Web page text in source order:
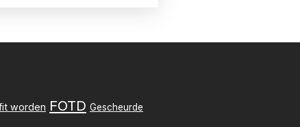
worden FOTD Gescheurde